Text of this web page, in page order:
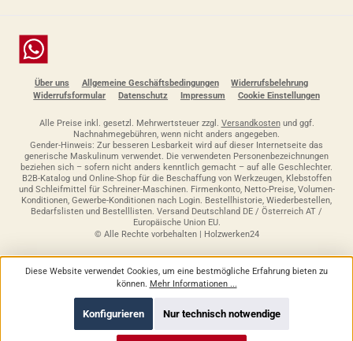
Chat
Über uns Allgemeine Geschäftsbedingungen
Widerrufsbelehrung
Widerrufsformular
Datenschutz Impressum Cookie Einstellungen
Alle Preise inkl. gesetzl. Mehrwertsteuer zzgl. Versandkostenund ggf.
Nachnahmegebühren, wenn nicht anders angegeben.
Gender-Hinweis: Zur besseren Lesbarkeit wird auf dieser Internetseite das
generische Maskulinum verwendet. Die verwendeten Personenbezeichnungen
beziehen sich – sofern nicht anders kenntlich gemacht – auf alle Geschlechter.
B2B-Katalog und Online-Shop für die Beschaffung von Werkzeugen, Klebstoffen
und Schleifmittel für Schreiner-Maschinen. Firmenkonto, Netto-Preise, Volumen-
Konditionen, Gewerbe-Konditionen nach Login. Bestellhistorie, Wiederbestellen,
Bedarfslisten und Bestelllisten. Versand Deutschland DE / Österreich AT /
Europäische Union EU.
© Alle Rechte vorbehalten | Holzwerken24
Diese Website verwendet Cookies, um eine bestmögliche Erfahrung bieten zu
können. Mehr Informationen ...
Nur technisch notwendige
Konfigurieren